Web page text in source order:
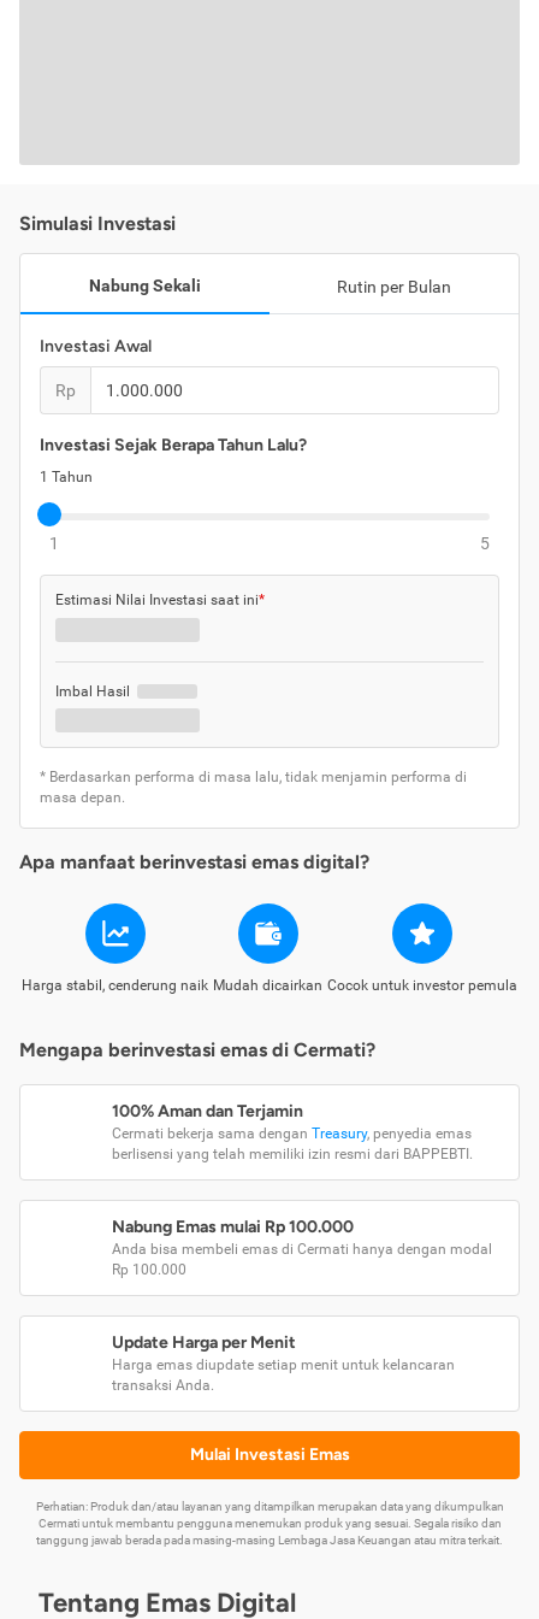
Simulasi Investasi
Nabung Sekali Rutin per Bulan
Investasi Awal
Rp
Investasi Sejak Berapa Tahun Lalu?
1 Tahun
1 5
Estimasi Nilai Investasi saat ini*
Imbal Hasil
* Berdasarkan performa di masa lalu, tidak menjamin performa di
masa depan.
Apa manfaat berinvestasi emas digital?
Harga stabil, cenderung naik Mudah dicairkan Cocok untuk investor pemula
Mengapa berinvestasi emas di Cermati?
100% Aman dan Terjamin
Cermati bekerja sama dengan Treasury, penyedia emas
berlisensi yang telah memiliki izin resmi dari BAPPEBTI.
Nabung Emas mulai Rp 100.000
Anda bisa membeli emas di Cermati hanya dengan modal
Rp 100.000
Update Harga per Menit
Harga emas diupdate setiap menit untuk kelancaran
transaksi Anda.
Mulai Investasi Emas
Perhatian: Produk dan/atau layanan yang ditampilkan merupakan data yang dikumpulkan
Cermati untuk membantu pengguna menemukan produk yang sesuai. Segala risiko dan
tanggung jawab berada pada masing-masing Lembaga Jasa Keuangan atau mitra terkait.
Tentang Emas Digital